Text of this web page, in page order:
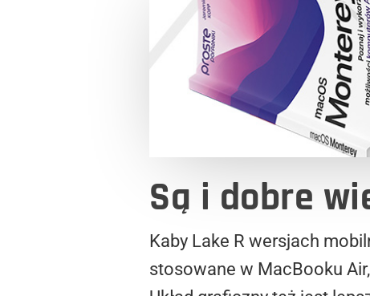
Są i dobre
Kaby Lake R wersjach
stosowane w MacBooku